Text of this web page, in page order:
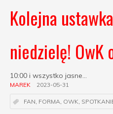
Kolejna
niedzielę! OwK
10:00 i wszystko jasne...
MAREK 2023-05-31
FAN, FORMA, OWK,